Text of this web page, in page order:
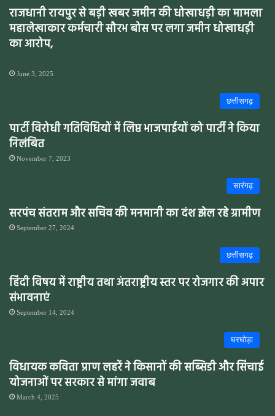
राजधानी रायपुर से बड़ी खबर जमीन की धोखाधड़ी का मामला
महालेखाकार कर्मचारी सौरभ बोस पर लगा जमीन धोखाधड़ी
का आरोप,
June 3, 2025
छत्तीसगढ़
पार्टी विरोधी गतिविधियों में लिप्त भाजपाईयों को पार्टी ने किया
निलंबित
November 7, 2023
सारंगढ़
सरपंच संतराम और सचिव की मनमानी का दंश झेल रहे ग्रामीण
September 27, 2024
छत्तीसगढ़
हिंदी विषय में राष्ट्रीय तथा अंतराष्ट्रीय स्तर पर रोजगार की अपार
संभावनाएं
September 14, 2024
घरघोड़ा
विधायक कविता प्राण लहरें ने किसानों की सब्सिडी और सिंचाई
योजनाओं पर सरकार से मांगा जवाब
March 4, 2025